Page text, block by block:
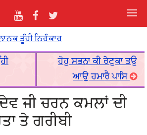
ਤੂੰਹੀ ਨਿਰੰਕਾਰ
ਹੋਹੁ ਸਭਨਾ ਕੀ ਰੇਣੁਕਾ ਤਉ
ਆਉ ਹਮਾਰੈ ਪਾਸਿ
ਜੀ ਚਰਨ ਕਮਲਾਂ ਦੀ
ਤੇ ਗਰੀਬੀ